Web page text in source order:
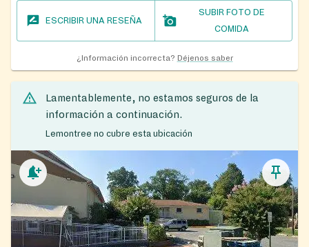
ESCRIBIR UNA RESEÑA
SUBIR FOTO DE
COMIDA
¿Información incorrecta? Déjenos saber
Lamentablemente, no estamos seguros de la
información a continuación.
Lemontree no cubre esta ubicación